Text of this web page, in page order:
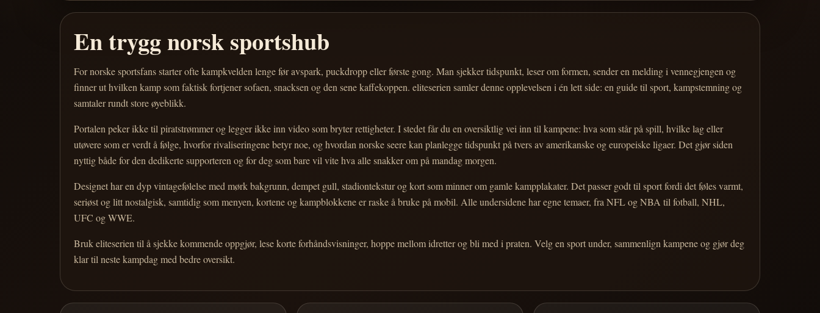
En trygg norsk sportshub
For norske sportsfans starter ofte kampkvelden lenge før avspark, puckdropp eller første gong. Man sjekker tidspunkt, leser om formen, sender en melding i vennegjengen og
finner ut hvilken kamp som faktisk fortjener sofaen, snacksen og den sene kaffekoppen. eliteserien samler denne opplevelsen i én lett side: en guide til sport, kampstemning og
samtaler rundt store øyeblikk.
Portalen peker ikke til piratstrømmer og legger ikke inn video som bryter rettigheter. I stedet får du en oversiktlig vei inn til kampene: hva som står på spill, hvilke lag eller
utøvere som er verdt å følge, hvorfor rivaliseringene betyr noe, og hvordan norske seere kan planlegge tidspunkt på tvers av amerikanske og europeiske ligaer. Det gjør siden
nyttig både for den dedikerte supporteren og for deg som bare vil vite hva alle snakker om på mandag morgen.
Designet har en dyp vintagefølelse med mørk bakgrunn, dempet gull, stadiontekstur og kort som minner om gamle kampplakater. Det passer godt til sport fordi det føles varmt,
seriøst og litt nostalgisk, samtidig som menyen, kortene og kampblokkene er raske å bruke på mobil. Alle undersidene har egne temaer, fra NFL og NBA til fotball, NHL,
UFC og WWE.
Bruk eliteserien til å sjekke kommende oppgjør, lese korte forhåndsvisninger, hoppe mellom idretter og bli med i praten. Velg en sport under, sammenlign kampene og gjør deg
klar til neste kampdag med bedre oversikt.